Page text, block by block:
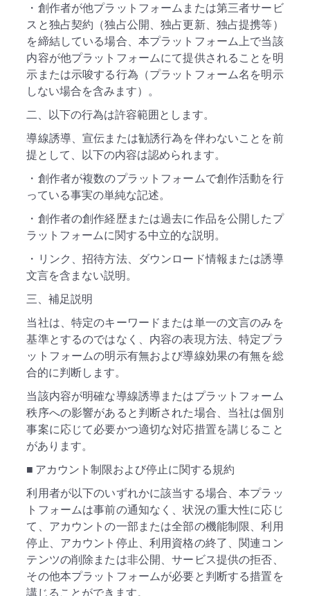
・創作者が他プラットフォームまたは第三者サービ
スと独占契約（独占公開、独占更新、独占提携等）
を締結している場合、本プラットフォーム上で当該
内容が他プラットフォームにて提供されることを明
示または示唆する行為（プラットフォーム名を明示
しない場合を含みます）。
二、以下の行為は許容範囲とします。
導線誘導、宣伝または勧誘行為を伴わないことを前
提として、以下の内容は認められます。
・創作者が複数のプラットフォームで創作活動を行
っている事実の単純な記述。
・創作者の創作経歴または過去に作品を公開したプ
ラットフォームに関する中立的な説明。
・リンク、招待方法、ダウンロード情報または誘導
文言を含まない説明。
三、補足説明
当社は、特定のキーワードまたは単一の文言のみを
基準とするのではなく、内容の表現方法、特定プラ
ットフォームの明示有無および導線効果の有無を総
合的に判断します。
当該内容が明確な導線誘導またはプラットフォーム
秩序への影響があると判断された場合、当社は個別
事案に応じて必要かつ適切な対応措置を講じること
があります。
■ アカウント制限および停止に関する規約
利用者が以下のいずれかに該当する場合、本プラッ
トフォームは事前の通知なく、状況の重大性に応じ
て、アカウントの一部または全部の機能制限、利用
停止、アカウント停止、利用資格の終了、関連コン
テンツの削除または非公開、サービス提供の拒否、
その他本プラットフォームが必要と判断する措置を
講じることができます。